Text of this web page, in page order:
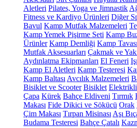
Aletleri Pilates, Yoga ve Jimnastik
Fitness ve Kardiyo Ürünleri Diğer
Bavul Kamp Mutfak Malzemeleri
Kamp Yemek Pişirme Seti Kamp
Ürünler Kamp Demliği Kamp Tavası
Mutfak Aksesuarları Çakmak ve
Aydınlatma Ekipmanları El Feneri
Kamp El Aletleri Kamp Testeresi
Kamp Baltası Avcılık Malzemeleri
Bisiklet ve Scooter Bisiklet
Çapa Kürek Bahçe Eldiveni Tırmık
Makası Fide Dikici ve Sökücü Orak
Çim Makası Tırpan Misinası Aşı
Budama Testeresi Bahçe Çatalı